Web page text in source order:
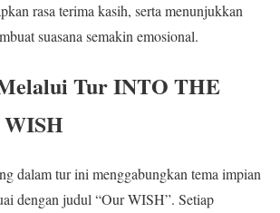
rasa terima kasih, serta menunjukkan
suasana semakin emosional.
Tur INTO THE
dalam tur ini menggabungkan tema impian
dengan judul “Our WISH”. Setiap